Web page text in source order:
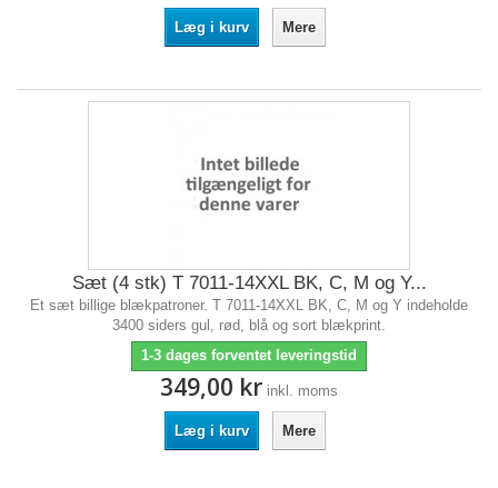
Læg i kurv Mere
Sæt (4 stk) T 7011-14XXL BK, C, M og Y...
Et sæt billige blækpatroner. T 7011-14XXL BK, C, M og Y indeholde
3400 siders gul, rød, blå og sort blækprint.
1-3 dages forventet leveringstid
349,00 kr inkl. moms
Læg i kurv Mere